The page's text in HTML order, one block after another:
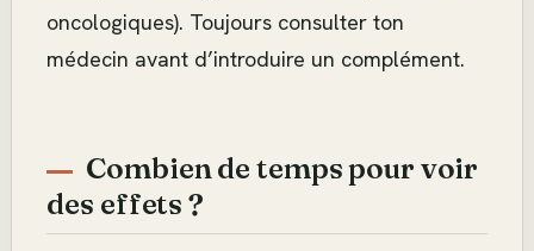
oncologiques). Toujours consulter ton
médecin avant d’introduire un complément.
Combien de temps pour voir
des effets ?